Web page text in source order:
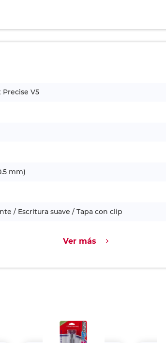
V5
mm)
/ Escritura suave / Tapa con clip
Ver más